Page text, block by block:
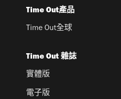
Time Out產品
Time Out全球
Time Out 雜誌
實體版
電子版